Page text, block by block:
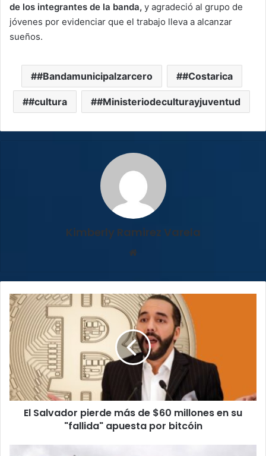
de los integrantes de la banda, y agradeció al grupo de
jóvenes por evidenciar que el trabajo lleva a alcanzar
sueños.
#Bandamunicipalzarcero #Costarica
#cultura #Ministeriodeculturayjuventud
Kimberly Ramirez Varela
El
Salvador
pierde
más
$60
millones
en
su
"fallida"El Salvador pierde más de $60 millones en su
"fallida" apuesta por bitcóin